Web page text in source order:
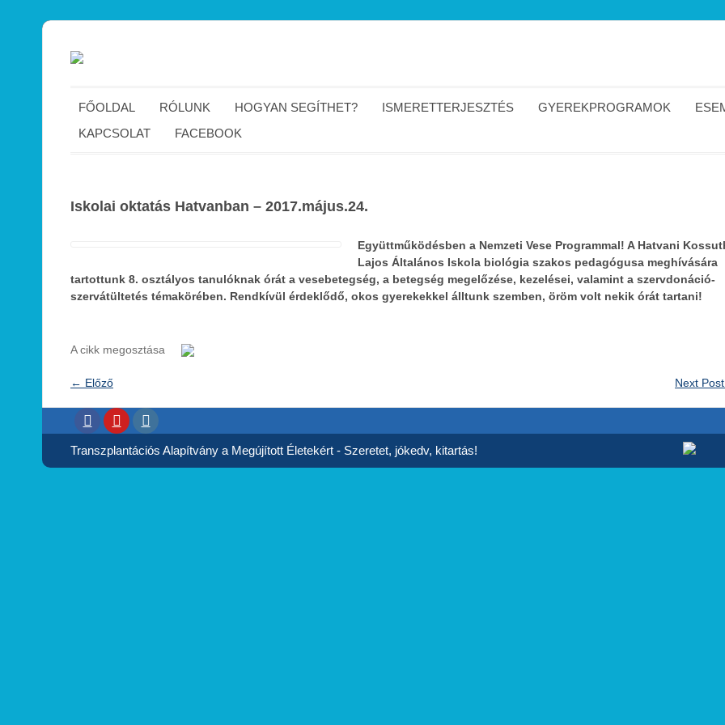
FŐOLDAL RÓLUNK HOGYAN SEGÍTHET? ISMERETTERJESZTÉS GYEREKPROGRAMOK
KAPCSOLAT
FACEBOOK
Iskolai oktatás Hatvanban – 2017.május.24.
Együttműködésben a Nemzeti Vese Programmal! A Hatvani
Lajos Általános Iskola biológia szakos pedagógusa meghívására
tartottunk 8. osztályos tanulóknak órát a vesebetegség, a betegség megelőzése, kezelései, valamint a szervdonáció-
szervátültetés témakörében. Rendkívül érdeklődő, okos gyerekekkel álltunk szemben, öröm volt nekik órát tartani!
A cikk megosztása
← Előző Next Post
Transzplantációs Alapítvány a Megújított Életekért - Szeretet, jókedv, kitartás!